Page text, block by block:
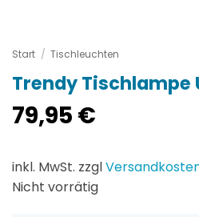
Start / Tischleuchten
Trendy Tischlampe
79,95 €
inkl. MwSt. zzgl
Nicht vorrätig